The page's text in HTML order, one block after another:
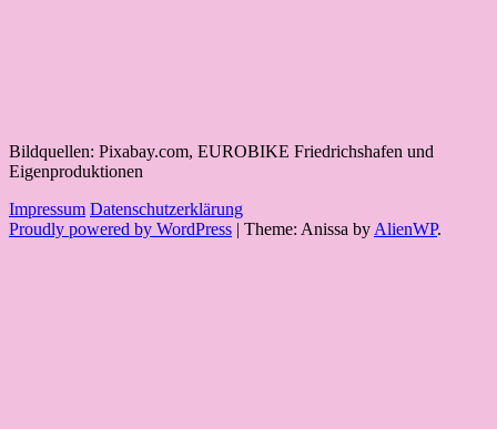
Bildquellen: Pixabay.com, EUROBIKE Friedrichshafen und
Eigenproduktionen
Impressum Datenschutzerklärung
Proudly powered by WordPress | Theme: Anissa by AlienWP.